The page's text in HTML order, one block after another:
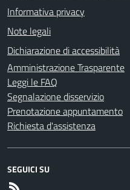
Informativa privacy
Note legali
Dichiarazione di accessibilità
Amministrazione Trasparente
Leggi le FAQ
Segnalazione disservizio
Prenotazione appuntamento
Richiesta d'assistenza
SEGUICI SU